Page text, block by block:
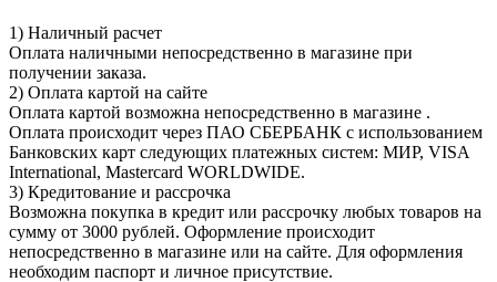
1) Наличный расчет
Оплата наличными непосредственно в магазине при
получении заказа.
2) Оплата картой на сайте
Оплата картой возможна непосредственно в магазине .
Оплата происходит через ПАО СБЕРБАНК с использованием
Банковских карт следующих платежных систем: МИР, VISA
International, Mastercard WORLDWIDE.
3) Кредитование и рассрочка
Возможна покупка в кредит или рассрочку любых товаров на
сумму от 3000 рублей. Оформление происходит
непосредственно в магазине или на сайте. Для оформления
необходим паспорт и личное присутствие.